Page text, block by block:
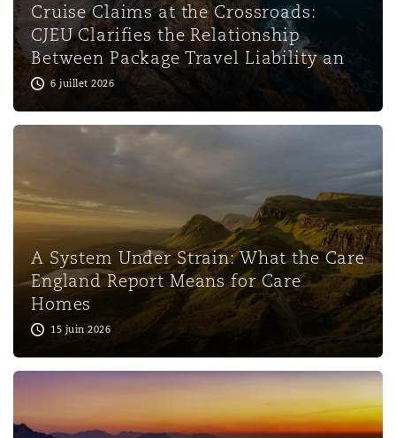
Cruise Claims at the Crossroads:
CJEU Clarifies the Relationship
Between Package Travel Liability an
6 juillet 2026
A System Under Strain: What the Care
England Report Means for Care
Homes
15 juin 2026